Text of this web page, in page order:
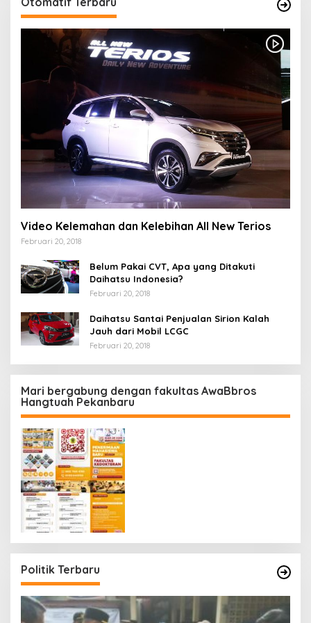
Video Kelemahan dan Kelebihan All New Terios
Februari 20, 2018
Belum Pakai CVT, Apa yang Ditakuti
Daihatsu Indonesia?
Februari 20, 2018
Daihatsu Santai Penjualan Sirion Kalah
Jauh dari Mobil LCGC
Februari 20, 2018
Mari bergabung dengan fakultas AwaBbros
Hangtuah Pekanbaru
Politik Terbaru